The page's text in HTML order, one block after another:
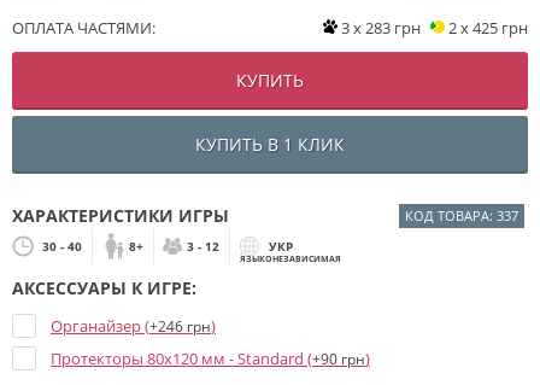
ОПЛАТА ЧАСТЯМИ: 3 x 283 грн 2 x 425 грн
КУПИТЬ
КУПИТЬ В 1 КЛИК
ХАРАКТЕРИСТИКИ ИГРЫ КОД ТОВАРА: 337
30 - 40 8+ 3 - 12 УКР
ЯЗЫКОНЕЗАВИСИМАЯ
АКСЕССУАРЫ К ИГРЕ:
Органайзер (+246 грн)
Протекторы 80x120 мм - Standard (+90 грн)